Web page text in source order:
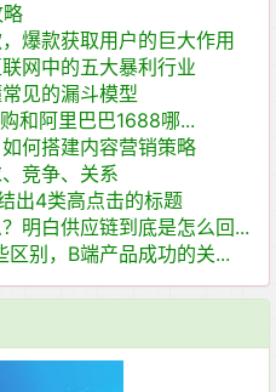
爆款获取用户的巨大作用
网中的五大暴利​行业
见的漏斗模型
和阿里巴巴1688哪...
何搭建内容营销策略
竞争、关系
出4类高点击的标题
明白供应链到底是怎么回...
别，B端产品成功的关...